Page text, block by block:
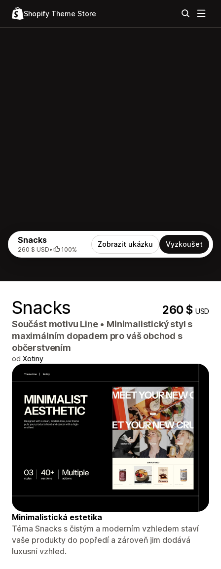
Shopify Theme Store
Snacks
260 $ USD• 100%
Zobrazit ukázku Vyzkoušet
Snacks 260 $USD
Součást motivu Line • Minimalistický styl s
maximálním dopadem pro váš obchod s
občerstvením
od Xotiny
Minimalistická estetika
Téma Snacks s čistým a moderním vzhledem staví
vaše produkty do popředí a zároveň jim dodává
luxusní vzhled.